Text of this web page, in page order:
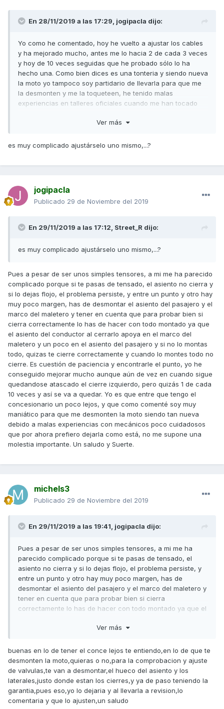
En 28/11/2019 a las 17:29, jogipacla dijo:
Yo como he comentado, hoy he vuelto a ajustar los cables
y ha mejorado mucho, antes me lo hacia 2 de cada 3 veces
y hoy de 10 veces seguidas que he probado sólo lo ha
hecho una. Como bien dices es una tonteria y siendo nueva
la moto yo tampoco soy partidario de llevarla para que me
la desmonten y me la toqueteen, he tenido malas
experiencias en talleres oficiales cuando me han tocado
de algún tornillo o remache, etc... en fin mecanicos poco
lo mio, pues imagínate.
Ver más
es muy complicado ajustárselo uno mismo,...?
jogipacla
Publicado 29 de Noviembre del 2019
En 29/11/2019 a las 17:12, Street_R dijo:
es muy complicado ajustárselo uno mismo,...?
Pues a pesar de ser unos simples tensores, a mi me ha parecido
complicado porque si te pasas de tensado, el asiento no cierra y
si lo dejas flojo, el problema persiste, y entre un punto y otro hay
muy poco margen, has de desmontar el asiento del pasajero y el
marco del maletero y tener en cuenta que para probar bien si
cierra correctamente lo has de hacer con todo montado ya que
el asiento del conductor al cerrarlo apoya en el marco del
maletero y un poco en el asiento del pasajero y si no lo montas
todo, quizas te cierre correctamente y cuando lo montes todo no
cierre. Es cuestión de paciencia y encontrarle el punto, yo he
conseguido mejorar mucho aunque aún de vez en cuando sigue
quedandose atascado el cierre izquierdo, pero quizás 1 de cada
10 veces y así se va a quedar. Yo es que entre que tengo el
concesionario un poco lejos, y que como comenté soy muy
maniático para que me desmonten la moto siendo tan nueva
debido a malas experiencias con mecánicos poco cuidadosos
que por ahora prefiero dejarla como está, no me supone una
molestia importante. Un saludo y Suerte.
michels3
Publicado 29 de Noviembre del 2019
En 29/11/2019 a las 19:41, jogipacla dijo:
Pues a pesar de ser unos simples tensores, a mi me ha
parecido complicado porque si te pasas de tensado, el
asiento no cierra y si lo dejas flojo, el problema persiste, y
entre un punto y otro hay muy poco margen, has de
desmontar el asiento del pasajero y el marco del maletero y
tener en cuenta que para probar bien si cierra
correctamente lo has de hacer con todo montado ya que el
maletero y un poco en el asiento del pasajero y si no lo
montes todo no cierre. Es cuestión de paciencia y
encontrarle el punto, yo he conseguido mejorar mucho
aunque aún de vez en cuando sigue quedandose atascado
el cierre izquierdo, pero quizás 1 de cada 10 veces y así se
va a quedar. Yo es que entre que tengo el concesionario un
poco lejos, y que como comenté soy muy maniático para
Ver más
buenas en lo de tener el conce lejos te entiendo,en lo de que te
desmonten la moto,quieras o no,para la comprobacion y ajuste
de valvulas,te van a desmontar,el hueco del asiento y los
laterales,justo donde estan los cierres,y ya de paso teniendo la
garantia,pues eso,yo lo dejaria y al llevarla a revision,lo
comentaria y que lo ajusten,un saludo